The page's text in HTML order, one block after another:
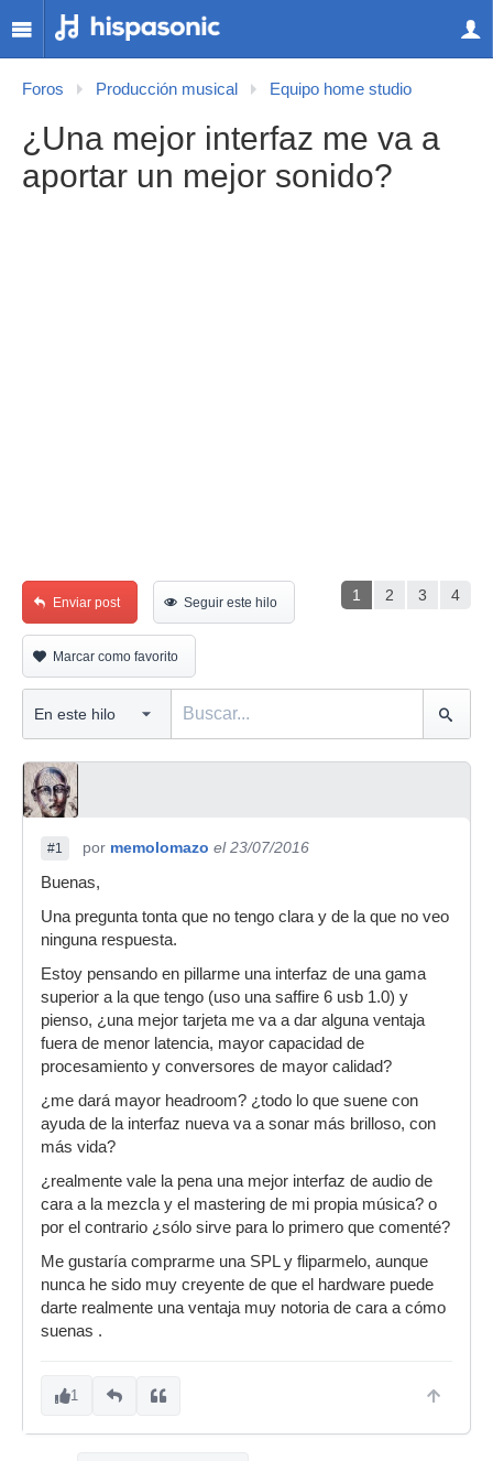
Foros Producción musical Equipo home studio
¿Una mejor interfaz me va a
aportar un mejor sonido?
1 2 3 4
Enviar post Seguir este hilo
Marcar como favorito
#1 por memolomazo el 23/07/2016
Buenas,
Una pregunta tonta que no tengo clara y de la que no veo
ninguna respuesta.
Estoy pensando en pillarme una interfaz de una gama
superior a la que tengo (uso una saffire 6 usb 1.0) y
pienso, ¿una mejor tarjeta me va a dar alguna ventaja
fuera de menor latencia, mayor capacidad de
procesamiento y conversores de mayor calidad?
¿me dará mayor headroom? ¿todo lo que suene con
ayuda de la interfaz nueva va a sonar más brilloso, con
más vida?
¿realmente vale la pena una mejor interfaz de audio de
cara a la mezcla y el mastering de mi propia música? o
por el contrario ¿sólo sirve para lo primero que comenté?
Me gustaría comprarme una SPL y fliparmelo, aunque
nunca he sido muy creyente de que el hardware puede
darte realmente una ventaja muy notoria de cara a cómo
suenas .
1